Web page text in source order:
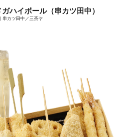
ハイボール（串カツ田中）
串カツ田中／三茶ヤ